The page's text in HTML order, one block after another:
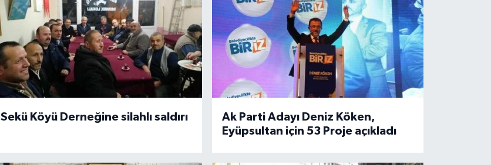
Sekü Köyü Derneğine silahlı saldırı
Ak Parti Adayı Deniz Köken,
Eyüpsultan için 53 Proje açıkladı